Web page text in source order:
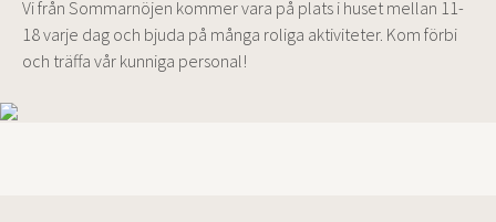
Vi från Sommarnöjen kommer vara på plats i huset mellan 11-
18 varje dag och bjuda på många roliga aktiviteter. Kom förbi
och träffa vår kunniga personal!